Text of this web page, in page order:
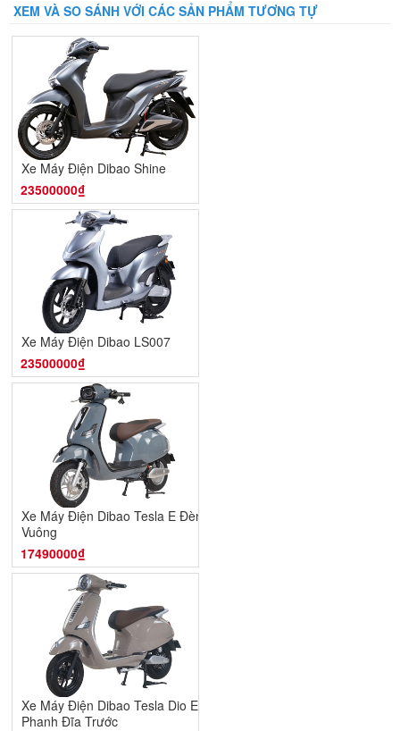
XEM VÀ SO SÁNH VỚI CÁC SẢN PHẨM TƯƠNG TỰ
Xe Máy Điện Dibao Shine
23500000₫
Xe Máy Điện Dibao LS007
23500000₫
Xe Máy Điện Dibao Tesla E Đèn
Vuông
17490000₫
Xe Máy Điện Dibao Tesla Dio E -
Phanh Đĩa Trước